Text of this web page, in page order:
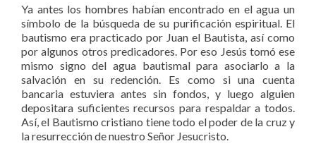
Ya antes los hombres habían encontrado en el agua un
símbolo de la búsqueda de su purificación espiritual. El
bautismo era practicado por Juan el Bautista, así como
por algunos otros predicadores. Por eso Jesús tomó ese
mismo signo del agua bautismal para asociarlo a la
salvación en su redención. Es como si una cuenta
bancaria estuviera antes sin fondos, y luego alguien
depositara suficientes recursos para respaldar a todos.
Así, el Bautismo cristiano tiene todo el poder de la cruz y
la resurrección de nuestro Señor Jesucristo.